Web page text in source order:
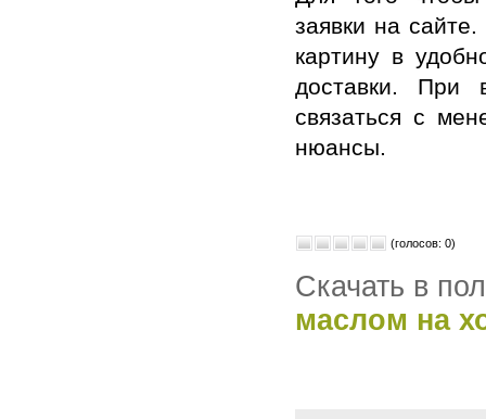
заявки на
картину в
доставки. При
связаться с
нюансы.
(голосов: 0)
Скачать в
маслом на